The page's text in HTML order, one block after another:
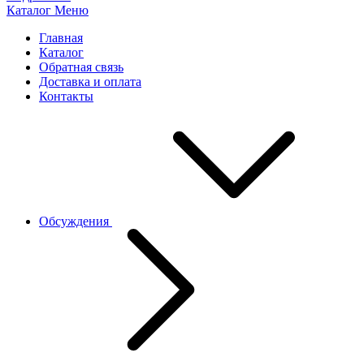
Каталог Меню
Главная
Каталог
Обратная связь
Доставка и оплата
Контакты
Обсуждения